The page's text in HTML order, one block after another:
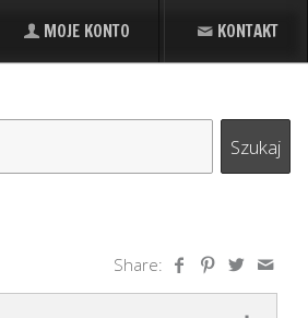
MOJE KONTO KONTAKT
Share: